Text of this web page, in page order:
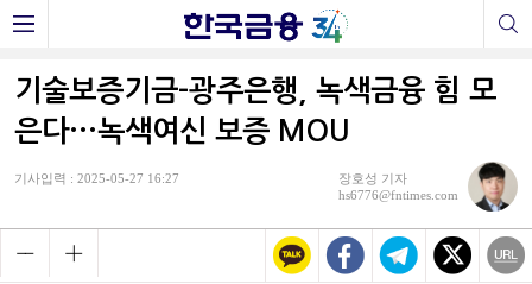
기술보증기금-광주은행, 녹색금융 힘 모
은다···녹색여신 보증 MOU
기사입력 : 2025-05-27 16:27
장호성 기자
hs6776@fntimes.com